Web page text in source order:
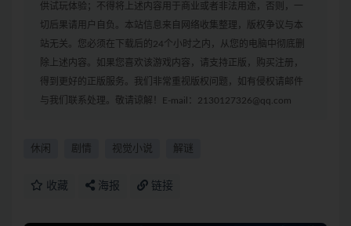
供试玩体验；不得将上述内容用于商业或者非法用途，否则，一
切后果请用户自负。本站信息来自网络收集整理，版权争议与本
站无关。您必须在下载后的24个小时之内，从您的电脑中彻底删
除上述内容。如果您喜欢该游戏内容，请支持正版，购买注册，
得到更好的正版服务。我们非常重视版权问题，如有侵权请邮件
与我们联系处理。敬请谅解！E-mail：2130127326@qq.com
休闲 剧情 视觉小说 解谜
收藏 海报 链接